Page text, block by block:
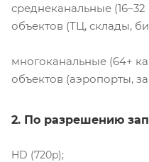
среднеканальные
объектов (ТЦ, склады,
многоканальные (64+
объектов (аэропорты,
2. По разрешению
HD (720p);